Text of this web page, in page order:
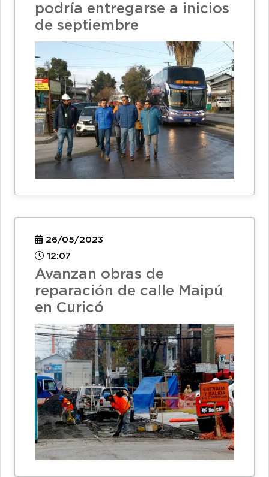
podría entregarse a inicios
de septiembre
26/05/2023
12:07
Avanzan obras de
reparación de calle Maipú
en Curicó